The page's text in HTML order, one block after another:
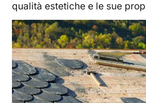
qualità estetiche e le sue